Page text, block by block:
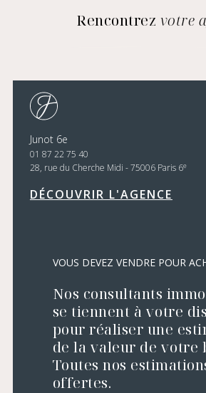
Rencontrez votre
Junot 6e
01 87 22 75 40
28, rue du Cherche Midi - 75006 Paris 6e
DÉCOUVRIR L'AGENCE
VOUS DEVEZ VENDRE POUR
Nos consultants
se tiennent à votre
pour réaliser une
de la valeur de votre
Toutes nos
offertes.